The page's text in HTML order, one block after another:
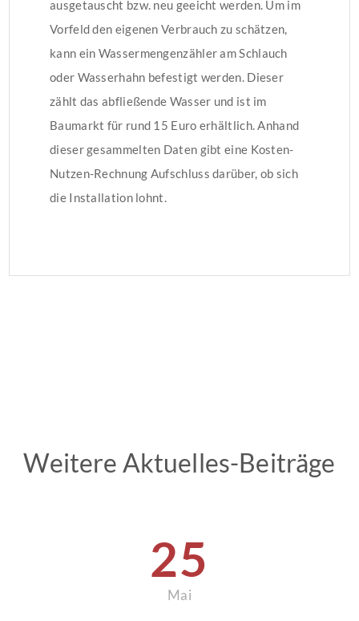
ausgetauscht bzw. neu geeicht werden. Um im
Vorfeld den eigenen Verbrauch zu schätzen,
kann ein Wassermengenzähler am Schlauch
oder Wasserhahn befestigt werden. Dieser
zählt das abfließende Wasser und ist im
Baumarkt für rund 15 Euro erhältlich. Anhand
dieser gesammelten Daten gibt eine Kosten-
Nutzen-Rechnung Aufschluss darüber, ob sich
die Installation lohnt.
Weitere Aktuelles-Beiträge
25
Mai